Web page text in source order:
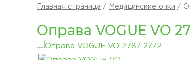
Главная страница Медицинские очки
Оправа VOGUE VO